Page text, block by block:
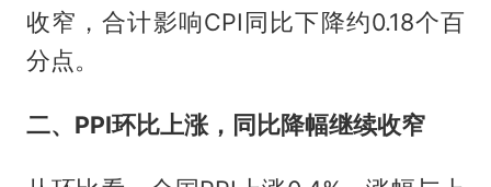
收窄，合计影响CPI同比下降约0.18个百
分点。
二、PPI环比上涨，同比降幅继续收窄